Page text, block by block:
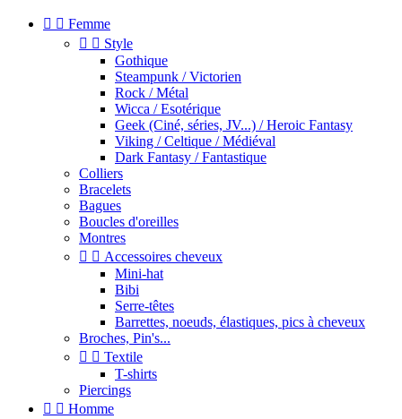
  Femme
  Style
Gothique
Steampunk / Victorien
Rock / Métal
Wicca / Esotérique
Geek (Ciné, séries, JV...) / Heroic Fantasy
Viking / Celtique / Médiéval
Dark Fantasy / Fantastique
Colliers
Bracelets
Bagues
Boucles d'oreilles
Montres
  Accessoires cheveux
Mini-hat
Bibi
Serre-têtes
Barrettes, noeuds, élastiques, pics à cheveux
Broches, Pin's...
  Textile
T-shirts
Piercings
  Homme